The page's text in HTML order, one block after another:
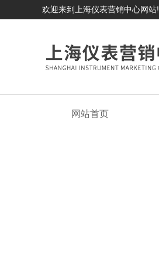
欢迎来到上海仪表营销中心网站!
网站首页